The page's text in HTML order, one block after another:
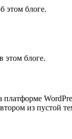
этом блоге.
в этом блоге.
платформе
из пустой